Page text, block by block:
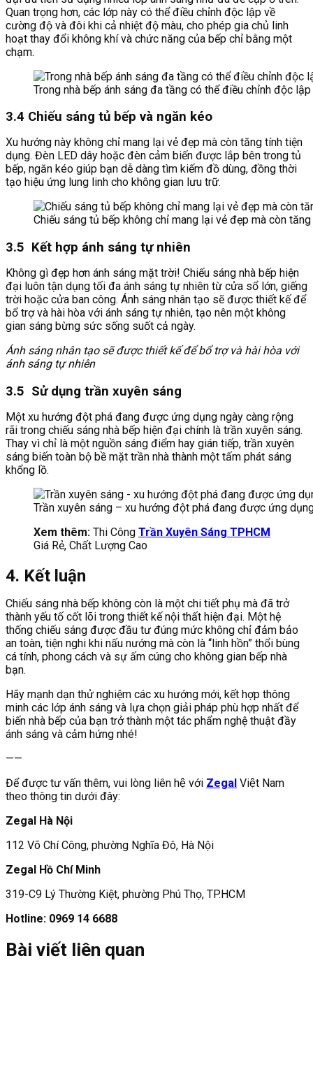
Quan trọng hơn, các lớp này có thể điều chỉnh độc lập về
cường độ và đôi khi cả nhiệt độ màu, cho phép gia chủ linh
hoạt thay đổi không khí và chức năng của bếp chỉ bằng một
chạm.
Trong nhà bếp ánh sáng đa tầng có thể điều chỉnh độc
3.4 Chiếu sáng tủ bếp và ngăn kéo
Xu hướng này không chỉ mang lại vẻ đẹp mà còn tăng tính tiện
dụng. Đèn LED dây hoặc đèn cảm biến được lắp bên trong tủ
bếp, ngăn kéo giúp bạn dễ dàng tìm kiếm đồ dùng, đồng thời
tạo hiệu ứng lung linh cho không gian lưu trữ.
Chiếu sáng tủ bếp không chỉ mang lại vẻ đẹp mà còn
3.5 Kết hợp ánh sáng tự nhiên
Không gì đẹp hơn ánh sáng mặt trời! Chiếu sáng nhà bếp hiện
đại luôn tận dụng tối đa ánh sáng tự nhiên từ cửa sổ lớn, giếng
trời hoặc cửa ban công. Ánh sáng nhân tạo sẽ được thiết kế để
bổ trợ và hài hòa với ánh sáng tự nhiên, tạo nên một không
gian sáng bừng sức sống suốt cả ngày.
Ánh sáng nhân tạo sẽ được thiết kế để bổ trợ và hài hòa với
ánh sáng tự nhiên
3.5 Sử dụng trần xuyên sáng
Một xu hướng đột phá đang được ứng dụng ngày càng rộng
rãi trong chiếu sáng nhà bếp hiện đại chính là trần xuyên sáng.
Thay vì chỉ là một nguồn sáng điểm hay gián tiếp, trần xuyên
sáng biến toàn bộ bề mặt trần nhà thành một tấm phát sáng
khổng lồ.
Trần xuyên sáng – xu hướng đột phá đang được ứng
Xem thêm: Thi Công Trần Xuyên Sáng TPHCM
Giá Rẻ, Chất Lượng Cao
4. Kết luận
Chiếu sáng nhà bếp không còn là một chi tiết phụ mà đã trở
thành yếu tố cốt lõi trong thiết kế nội thất hiện đại. Một hệ
thống chiếu sáng được đầu tư đúng mức không chỉ đảm bảo
an toàn, tiện nghi khi nấu nướng mà còn là “linh hồn” thổi bùng
cá tính, phong cách và sự ấm cúng cho không gian bếp nhà
bạn.
Hãy mạnh dạn thử nghiệm các xu hướng mới, kết hợp thông
minh các lớp ánh sáng và lựa chọn giải pháp phù hợp nhất để
biến nhà bếp của bạn trở thành một tác phẩm nghệ thuật đầy
ánh sáng và cảm hứng nhé!
——
Để được tư vấn thêm, vui lòng liên hệ với Zegal Việt Nam
theo thông tin dưới đây:
Zegal Hà Nội
112 Võ Chí Công, phường Nghĩa Đô, Hà Nội
Zegal Hồ Chí Minh
319-C9 Lý Thường Kiệt, phường Phú Thọ, TP.HCM
Hotline: 0969 14 6688
Bài viết liên quan